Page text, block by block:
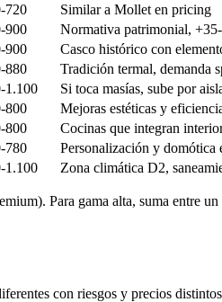
720
Similar a Mollet en pricing
900
Normativa patrimonial,
900
Casco histórico con
880
Tradición termal, demanda
1.100
Si toca masías, sube por
800
Mejoras estéticas y
800
Cocinas que integran
780
Personalización y domótica
1.100 Zona climática D2,
Para gama alta, suma entre
con riesgos y precios